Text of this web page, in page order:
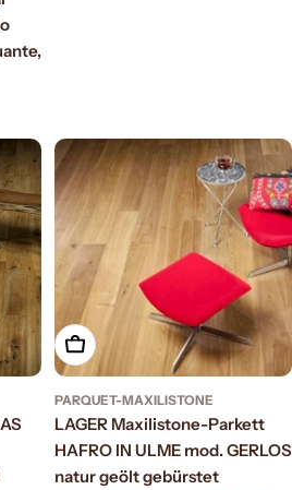
Aggiungi al carrello
PARQUET-MAXILISTONE
LAGER Maxilistone-Parkett
HAFRO IN ULME mod. GERLOS
natur geölt gebürstet